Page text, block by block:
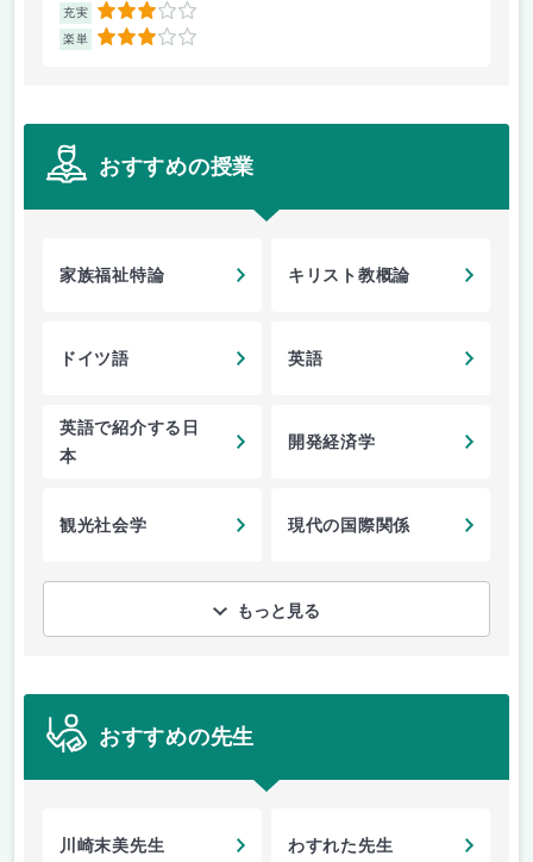
充実 3
楽単 3
おすすめの授業
家族福祉特論 キリスト教概論
ドイツ語 英語
英語で紹介する日
本
開発経済学
観光社会学 現代の国際関係
もっと見る
おすすめの先生
川崎末美先生 わすれた先生